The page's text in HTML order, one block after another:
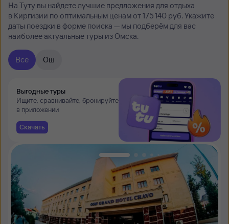
На Туту вы найдете лучшие предложения для отдыха
в Киргизии по оптимальным ценам от 175 ⁠140 руб. Укажите
даты поездки в форме поиска — мы подберём для вас
наиболее актуальные туры из Омска.
Все Ош
Выгодные туры
Ищите, сравнивайте, бронируйте
в приложении
Скачать